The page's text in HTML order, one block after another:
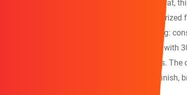
high quality Stainless steel sheets are flat,
amounts of other elements. Stainless steel is
in various industries and applications, including:
come in various grades, with
resistant and suitable for marine environments.
also vary, with options like a bright annealed